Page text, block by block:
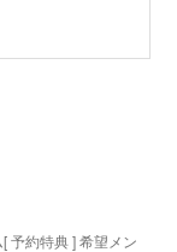
予約特典 ] 希望メン